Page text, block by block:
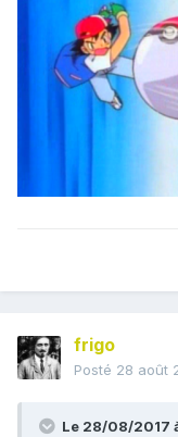
frigo
Posté 28 août
Le 28/08/2017